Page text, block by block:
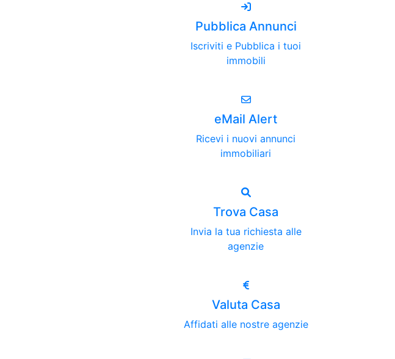
Pubblica Annunci
Iscriviti e Pubblica i tuoi
immobili
eMail Alert
Ricevi i nuovi annunci
immobiliari
Trova Casa
Invia la tua richiesta alle
agenzie
Valuta Casa
Affidati alle nostre agenzie